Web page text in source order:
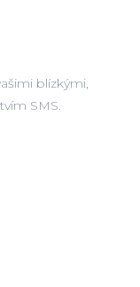
blízkými,
SMS.